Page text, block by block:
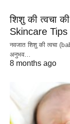
शिशु की त्वचा
Skincare Tips
नवजात शिशु की त्वचा
अनुभव…
8 months ago